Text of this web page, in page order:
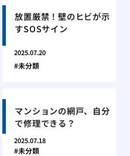
放置厳禁！壁のヒビが示
すSOSサイン
2025.07.20
未分類
マンションの網戸、自分
で修理できる？
2025.07.18
未分類